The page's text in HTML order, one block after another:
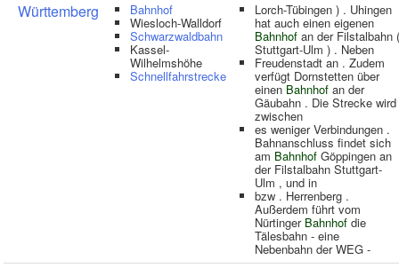
Württemberg Bahnhof
Wiesloch-Walldorf
Schwarzwaldbahn
Kassel-
Wilhelmshöhe
Schnellfahrstrecke
Lorch-Tübingen ) . Uhingen
hat auch einen eigenen
Bahnhof an der Filstalbahn (
Stuttgart-Ulm ) . Neben
Freudenstadt an . Zudem
verfügt Dornstetten über
einenBahnhof an der
Gäubahn . Die Strecke wird
zwischen
es weniger Verbindungen .
Bahnanschluss findet sich
am Bahnhof Göppingen an
der Filstalbahn Stuttgart-
Ulm , und in
bzw . Herrenberg .
Außerdem führt vom
Nürtinger Bahnhof die
Tälesbahn - eine
Nebenbahn der WEG -